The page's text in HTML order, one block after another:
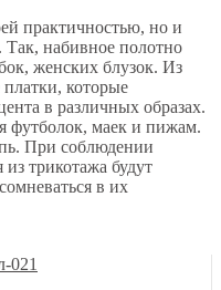
практичностью, но и
набивное полотно
женских блузок. Из
которые
в различных образах.
футболок, маек и пижам.
При соблюдении
трикотажа будут
в их